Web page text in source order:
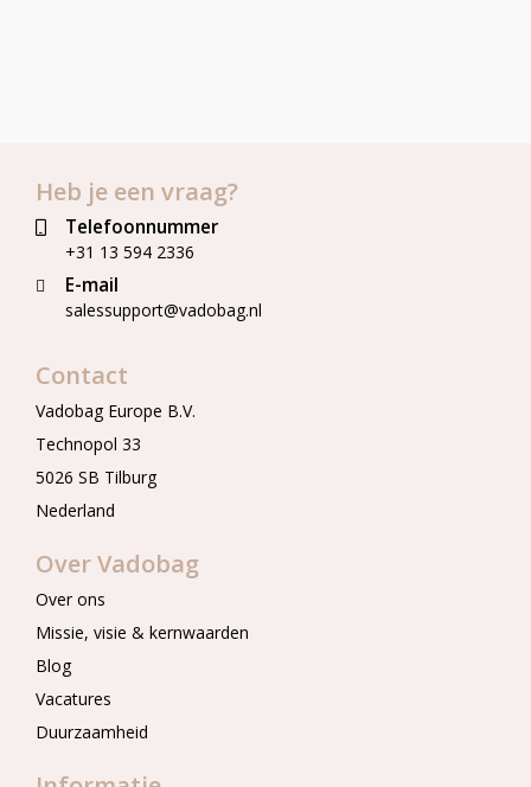
Heb je een vraag?
Telefoonnummer
+31 13 594 2336
E-mail
salessupport@vadobag.nl
Contact
Vadobag Europe B.V.
Technopol 33
5026 SB Tilburg
Nederland
Over Vadobag
Over ons
Missie, visie & kernwaarden
Blog
Vacatures
Duurzaamheid